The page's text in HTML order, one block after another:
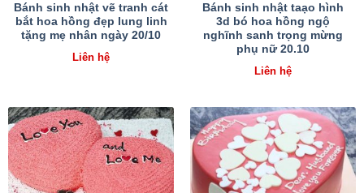
Bánh sinh nhật vẽ tranh cát
bắt hoa hồng đẹp lung linh
tặng mẹ nhân ngày 20/10
Liên hệ
Bánh sinh nhật taạo hình
3d bó hoa hồng ngộ
nghĩnh sanh trọng mừng
phụ nữ 20.10
Liên hệ